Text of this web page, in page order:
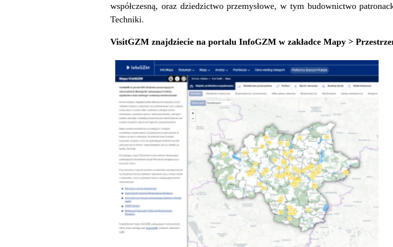
współczesną, oraz dziedzictwo przemysłowe, w tym budownictwo
Techniki.
VisitGZM znajdziecie na portalu InfoGZM w zakładce Mapy >